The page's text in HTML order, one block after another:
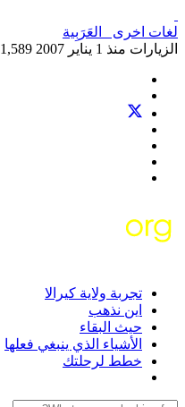
لغات اخرى
العَرَبِية‎
الزيارات منذ 1 يناير 2007
تجربة ولاية كيرالا
اين نذهب
حيث البقاء
الأشياء الذي ينبغي فعلها
خطط لرحلتك